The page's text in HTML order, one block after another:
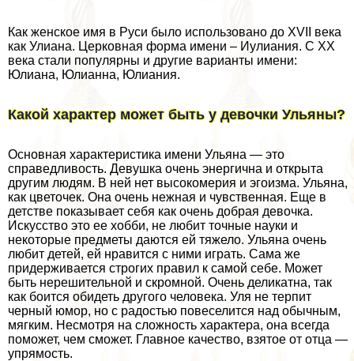
Как женское имя в Руси было использовано до XVII века
как Улиана. Церковная форма имени – Иулиания. С ХХ
века стали популярны и другие варианты имени:
Юлиана, Юлианна, Юлиания.
Какой хаpaктер может быть у дeвoчки Ульяны?
Основная хаpaктеристика имени Ульяна — это
справедливость. Девушка очень энергична и открыта
другим людям. В ней нет высокомерия и эгоизма. Ульяна,
как цветочек. Она очень нежная и чувственная. Еще в
детстве показывает себя как очень добрая дeвoчка.
Искусство это ее хобби, не любит точные науки и
некоторые предметы даются ей тяжело. Ульяна очень
любит детей, ей нравится с ними играть. Сама же
придерживается строгих правил к самой себе. Может
быть нерешительной и скромной. Очень деликатна, так
как боится обидеть другого человека. Уля не терпит
черный юмор, но с радостью повеселится над обычным,
мягким. Несмотря на сложность хаpaктера, она всегда
поможет, чем сможет. Главное качество, взятое от отца —
упрямость.